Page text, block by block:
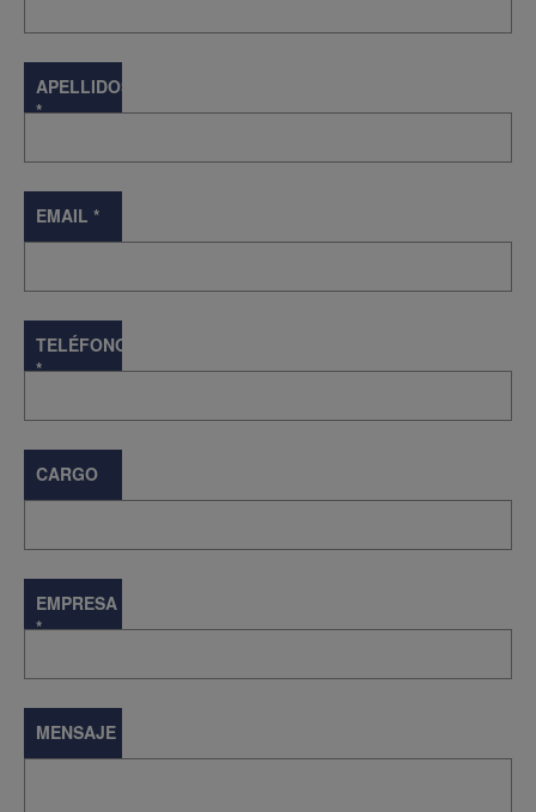
APELLIDOS
*
EMAIL *
TELÉFONO
*
CARGO
EMPRESA
*
MENSAJE